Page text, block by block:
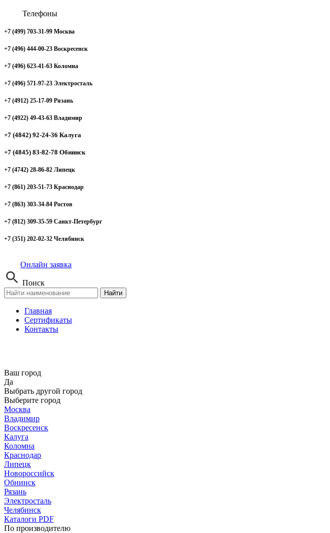
Телефоны
+7 (499) 703-31-99 Москва
+7 (496) 444-00-23 Воскресенск
+7 (496) 623-41-63 Коломна
+7 (496) 571-97-23 Электросталь
+7 (4912) 25-17-09 Рязань
+7 (4922) 49-43-63 Владимир
+7 (4842) 92-24-36 Калуга
+7 (4845) 83-82-78 Обнинск
+7 (4742) 28-86-82 Липецк
+7 (861) 203-51-73 Краснодар
+7 (863) 303-34-84 Ростов
+7 (812) 309-35-59 Санкт-Петербург
+7 (351) 202-02-32 Челябинск
Онлайн заявка
Поиск
Найти
Главная
Сертификаты
Контакты
Ваш город
Да
Выбрать другой город
Выберите город
Москва
Владимир
Воскресенск
Калуга
Коломна
Краснодар
Липецк
Новороссийск
Обнинск
Рязань
Электросталь
Челябинск
Каталоги PDF
По производителю